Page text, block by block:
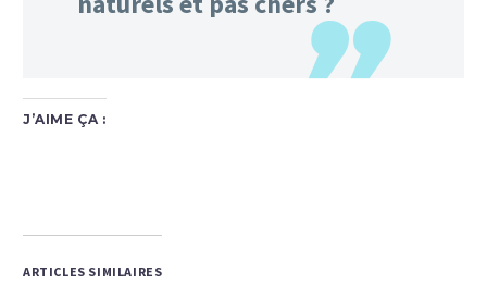
J’AIME ÇA :
ARTICLES SIMILAIRES